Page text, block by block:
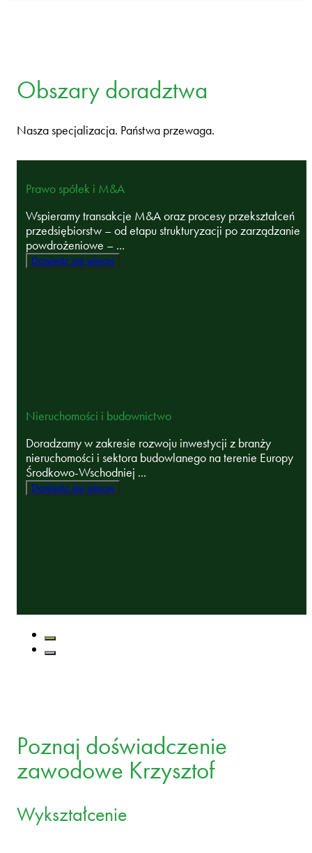
Obszary doradztwa
Nasza specjalizacja. Państwa przewaga.
Prawo spółek i M&A
Wspieramy transakcje M&A oraz procesy przekształceń
przedsiębiorstw – od etapu strukturyzacji po zarządzanie
powdrożeniowe – ...
Dowiedz się więcej
Nieruchomości i budownictwo
Doradzamy w zakresie rozwoju inwestycji z branży
nieruchomości i sektora budowlanego na terenie Europy
Środkowo-Wschodniej ...
Dowiedz się więcej
Poznaj doświadczenie
zawodowe Krzysztof
Wykształcenie